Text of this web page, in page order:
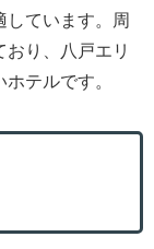
しています。周
り、八戸エリ
テルです。